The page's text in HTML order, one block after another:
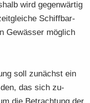
wird ge­gen­wär­tig
Schiff­bar­
Ge­wäs­ser mög­lich
soll zu­nächst ein
das sich zu­